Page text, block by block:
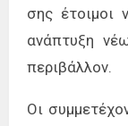
σης έτοι­μοι
ανά­πτυ­ξη
πε­ρι­βάλ­λον.
Οι